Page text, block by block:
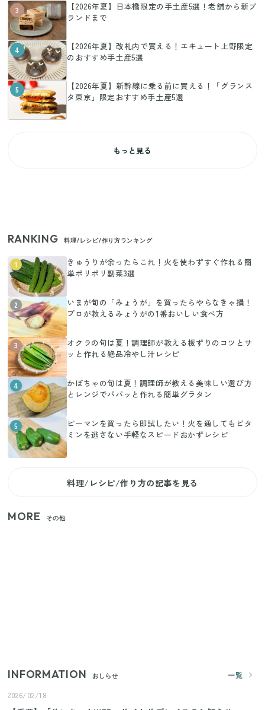
3
【2026年夏】日本橋限定の手土産5選！老舗から新ブ
ランドまで
4
【2026年夏】改札内で買える！エキュート上野限定
のおすすめ手土産5選
5
【2026年夏】新幹線に乗る前に買える！「グランス
タ東京」限定おすすめ手土産5選
もっと見る
RANKING 料理/レシピ/作り方ランキング
1
きゅうりが余ったらこれ！火を使わずすぐ作れる簡
単ポリポリ副菜3選
2
いまが旬の「みょうが」を買ったらやらなきゃ損！
プロが教えるみょうがの1番おいしい食べ方
3
オクラの旬は夏！調理師が教える板ずりのコツとサ
ッと作れる絶品冷やし汁レシピ
4
かぼちゃの旬は夏！調理師が教える美味しい選び方
とレンジでパパッと作れる簡単グラタン
5
ピーマンを買ったら即試したい！火を通してもビタ
ミンを逃さない手軽なスピードおかずレシピ
料理/レシピ/作り方の記事を見る
MORE その他
INFORMATION おしらせ
一覧
2026/02/18